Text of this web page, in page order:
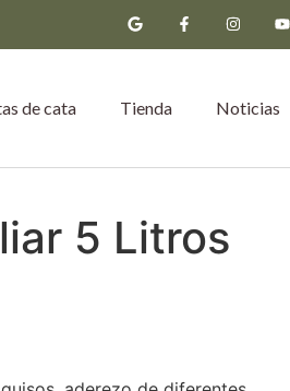
de cata Tienda Noticias
5 Litros